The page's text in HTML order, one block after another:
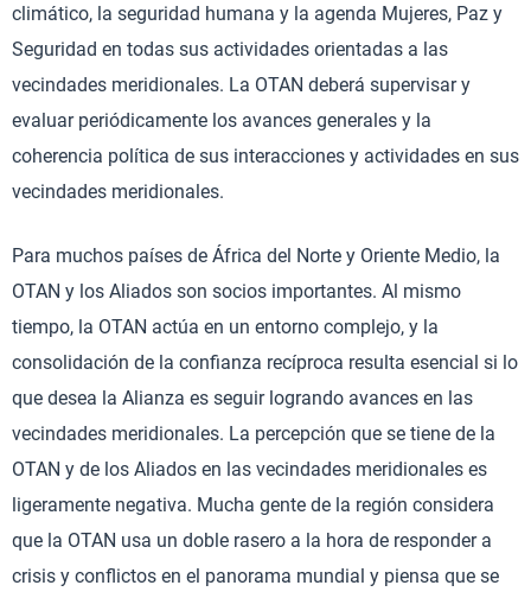
climático, la seguridad humana y la agenda Mujeres, Paz y
Seguridad en todas sus actividades orientadas a las
vecindades meridionales. La OTAN deberá supervisar y
evaluar periódicamente los avances generales y la
coherencia política de sus interacciones y actividades en sus
vecindades meridionales.
Para muchos países de África del Norte y Oriente Medio, la
OTAN y los Aliados son socios importantes. Al mismo
tiempo, la OTAN actúa en un entorno complejo, y la
consolidación de la confianza recíproca resulta esencial si lo
que desea la Alianza es seguir logrando avances en las
vecindades meridionales. La percepción que se tiene de la
OTAN y de los Aliados en las vecindades meridionales es
ligeramente negativa. Mucha gente de la región considera
que la OTAN usa un doble rasero a la hora de responder a
crisis y conflictos en el panorama mundial y piensa que se